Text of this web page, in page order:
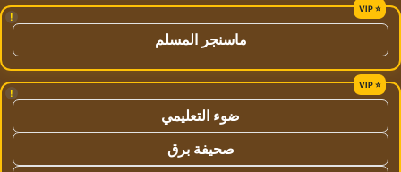
!
ماسنجر المسلم
!
ضوء التعليمي
صحيفة برق